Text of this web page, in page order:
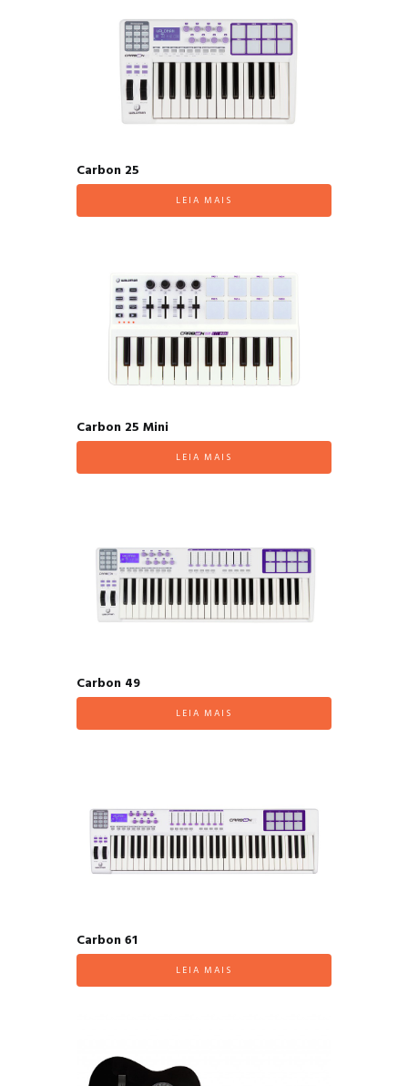
Carbon 25
LEIA MAIS
Carbon 25 Mini
LEIA MAIS
Carbon 49
LEIA MAIS
Carbon 61
LEIA MAIS